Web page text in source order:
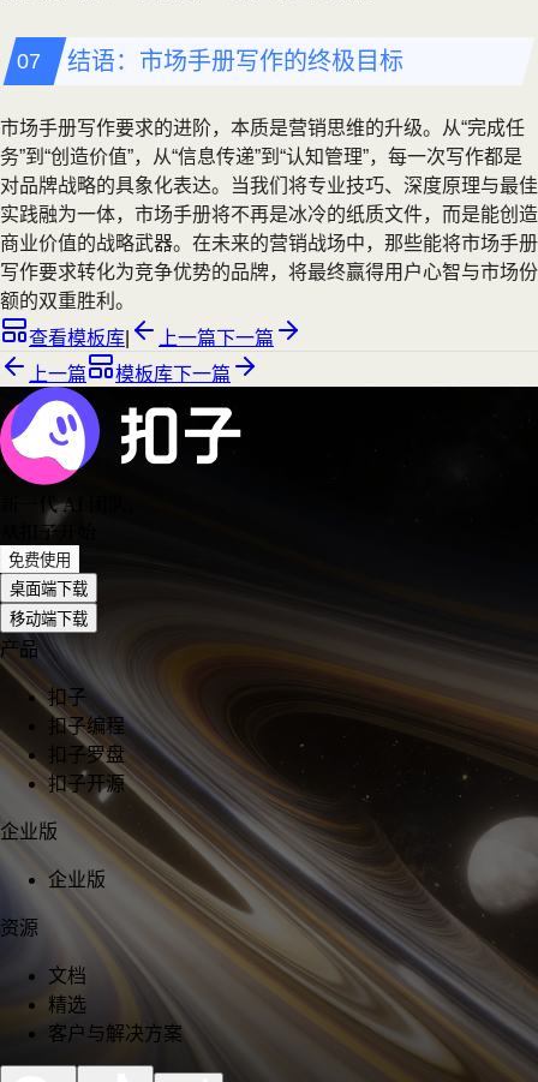
结语：市场手册写作的终极目标
市场手册写作要求的进阶，本质是营销思维的升级。从“完成任
务”到“创造价值”，从“信息传递”到“认知管理”，每一次写作都是
对品牌战略的具象化表达。当我们将专业技巧、深度原理与最佳
实践融为一体，市场手册将不再是冰冷的纸质文件，而是能创造
商业价值的战略武器。在未来的营销战场中，那些能将市场手册
写作要求转化为竞争优势的品牌，将最终赢得用户心智与市场份
额的双重胜利。
查看模板库
上一篇下一篇
上一篇
模板库下一篇
新一代 AI 团队
从扣子开始
免费使用
桌面端下载
移动端下载
产品
扣子
扣子编程
扣子罗盘
扣子开源
企业版
企业版
资源
文档
精选
客户与解决方案